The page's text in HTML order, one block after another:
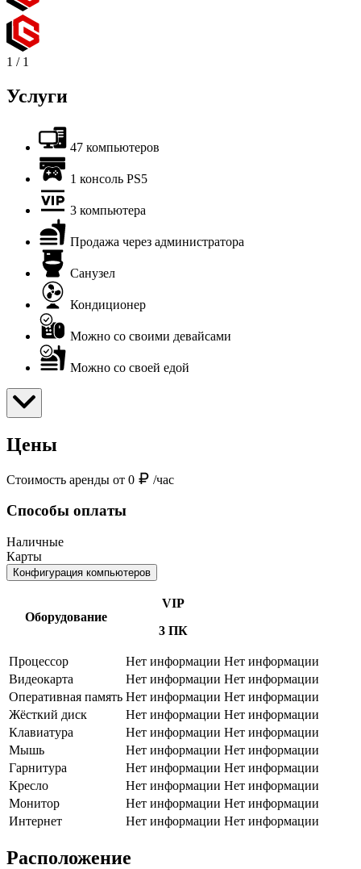
1 / 1
Услуги
47 компьютеров
1 консоль PS5
3 компьютера
Продажа через администратора
Санузел
Кондиционер
Можно со своими девайсами
Можно со своей едой
Цены
Стоимость аренды от 0 /час
Способы оплаты
Наличные
Карты
Конфигурация компьютеров
Оборудование
VIP
3 ПК
Процессор Нет информации Нет информации
Видеокарта
Нет информации Нет информации
Оперативная память Нет информации Нет информации
Жёсткий диск
Нет информации Нет информации
Клавиатура
Нет информации Нет информации
Мышь
Нет информации Нет информации
Гарнитура
Нет информации Нет информации
Кресло
Нет информации Нет информации
Монитор
Нет информации Нет информации
Интернет
Нет информации Нет информации
Расположение